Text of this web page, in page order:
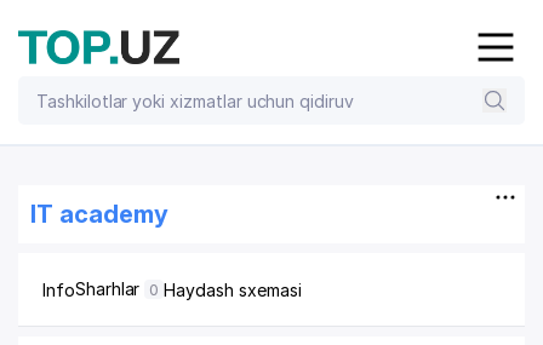
IT academy
InfoSharhlar 0 Haydash sxemasi